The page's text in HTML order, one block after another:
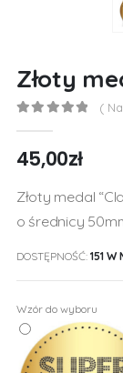
Złoty
(
45,00zł
Złoty medal
o średnicy
DOSTĘPNOŚĆ: 151 W
Wzór do wyboru